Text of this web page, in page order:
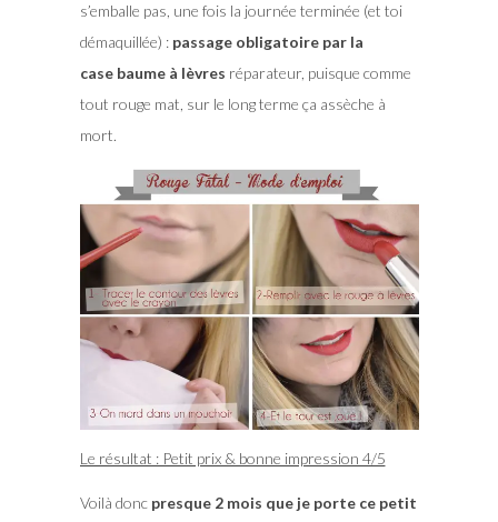
s’emballe pas, une fois la journée terminée (et toi
démaquillée) : passage obligatoire par la
case baume à lèvres réparateur, puisque comme
tout rouge mat, sur le long terme ça assèche à
mort.
Le résultat : Petit prix & bonne impression 4/5
Voilà donc presque 2 mois que je porte ce petit